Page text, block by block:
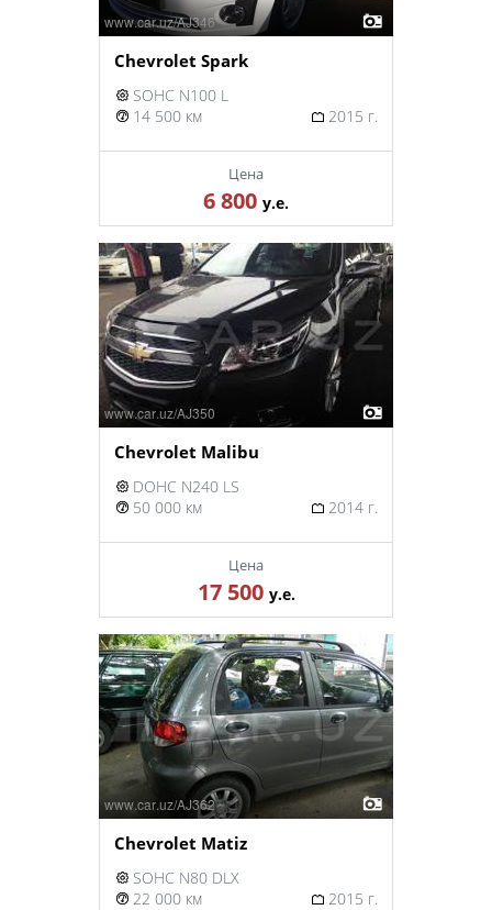
Chevrolet Spark
SOHC N100 L
14 500 км
2015 г.
Цена
6 800 у.е.
Chevrolet Malibu
DOHC N240 LS
50 000 км
2014 г.
Цена
17 500 у.е.
Chevrolet Matiz
SOHC N80 DLX
22 000 км
2015 г.